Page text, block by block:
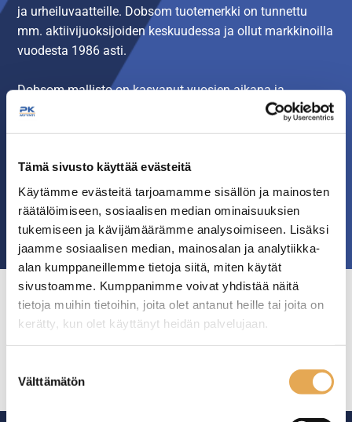
Tämä sivusto käyttää evästeitä
Käytämme evästeitä tarjoamamme sisällön ja mainosten
räätälöimiseen, sosiaalisen median ominaisuuksien
tukemiseen ja kävijämäärämme analysoimiseen. Lisäksi
jaamme sosiaalisen median, mainosalan ja analytiikka-
alan kumppaneillemme tietoja siitä, miten käytät
sivustoamme. Kumppanimme voivat yhdistää näitä
tietoja muihin tietoihin, joita olet antanut heille tai joita on
kerätty, kun olet käyttänyt heidän palvelujaan.
valinta
Välttämätön
ja urheiluvaatteille. Dobsom tuotemerkki on tunnettu
mm. aktiivijuoksijoiden keskuudessa ja ollut markkinoilla
vuodesta 1986 asti.
Dobsom mallisto on kasvanut vuosien aikana ja
soveltuu tänä päivänä monenlaiseen liikkumiseen sekä
Olisitko sinä seuraava? Jos kiinnostuit, ota yhteys
myyntiimme:
Sähköposti: myynti@pkprowear.fi
Puhelin: Jarmo Pesonen 0500-266 500